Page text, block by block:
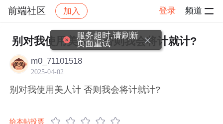
前端社区 加入 登录 频道
社区 前端社区 感慨 帖子详情
别对我使用美人计 否则我会将计就计?
m0_71101518
2025-04-02
别对我使用美人计 否则我会将计就计?
给本帖投票
服务超时,请刷新
页面重试